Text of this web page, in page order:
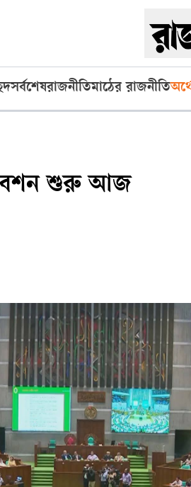
সর্বশেষরাজনীতিমাঠের রাজনীতি
শুরু আজ